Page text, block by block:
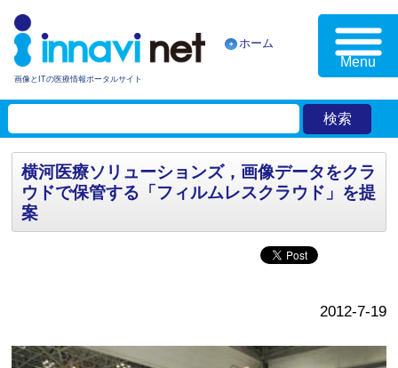
画像とITの医療情報ポータルサイト
ホーム
Menu
横河医療ソリューションズ，画像データをクラ
ウドで保管する「フィルムレスクラウド」を提
案
2012-7-19